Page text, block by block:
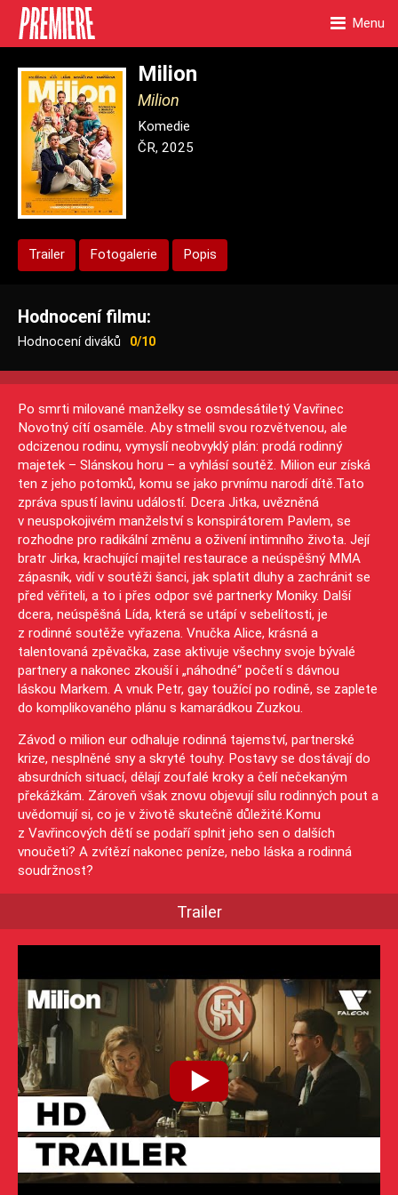
Menu
Milion
Milion
Komedie
ČR, 2025
Trailer Fotogalerie Popis
Hodnocení filmu:
Hodnocení diváků 0/10
Po smrti milované manželky se osmdesátiletý Vavřinec
Novotný cítí osaměle. Aby stmelil svou rozvětvenou, ale
odcizenou rodinu, vymyslí neobvyklý plán: prodá rodinný
majetek – Slánskou horu – a vyhlásí soutěž. Milion eur získá
ten z jeho potomků, komu se jako prvnímu narodí dítě.Tato
zpráva spustí lavinu událostí. Dcera Jitka, uvězněná
v neuspokojivém manželství s konspirátorem Pavlem, se
rozhodne pro radikální změnu a oživení intimního života. Její
bratr Jirka, krachující majitel restaurace a neúspěšný MMA
zápasník, vidí v soutěži šanci, jak splatit dluhy a zachránit se
před věřiteli, a to i přes odpor své partnerky Moniky. Další
dcera, neúspěšná Lída, která se utápí v sebelítosti, je
z rodinné soutěže vyřazena. Vnučka Alice, krásná a
talentovaná zpěvačka, zase aktivuje všechny svoje bývalé
partnery a nakonec zkouší i „náhodné“ početí s dávnou
láskou Markem. A vnuk Petr, gay toužící po rodině, se zaplete
do komplikovaného plánu s kamarádkou Zuzkou.
Závod o milion eur odhaluje rodinná tajemství, partnerské
krize, nesplněné sny a skryté touhy. Postavy se dostávají do
absurdních situací, dělají zoufalé kroky a čelí nečekaným
překážkám. Zároveň však znovu objevují sílu rodinných pout a
uvědomují si, co je v životě skutečně důležité.Komu
z Vavřincových dětí se podaří splnit jeho sen o dalších
vnoučeti? A zvítězí nakonec peníze, nebo láska a rodinná
soudržnost?
Trailer